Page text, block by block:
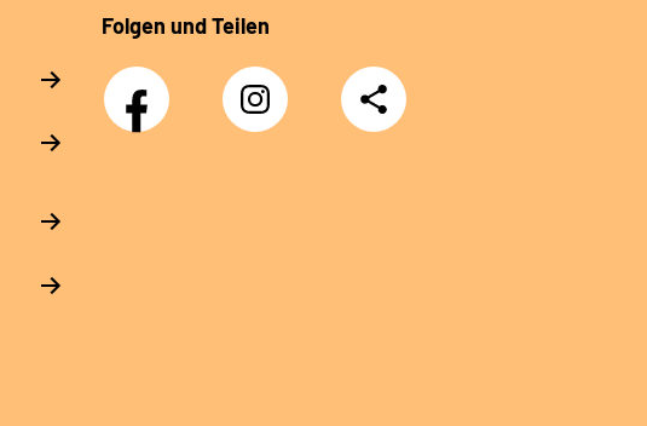
Folgen und Teilen
Facebook
Instagram
DRV
Nachwuchskräfte
Teilen